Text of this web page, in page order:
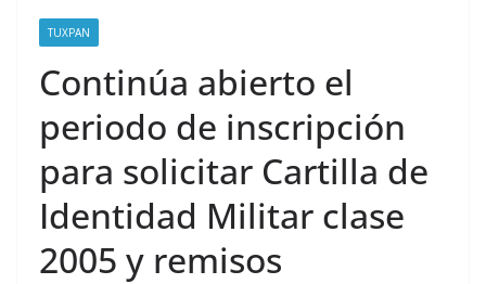
TUXPAN
Continúa abierto el
periodo de inscripción
para solicitar Cartilla de
Identidad Militar clase
2005 y remisos